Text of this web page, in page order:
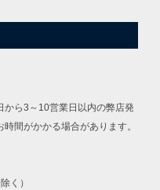
から3～10営業日以内の弊店発
間がかかる場合があります。
く）